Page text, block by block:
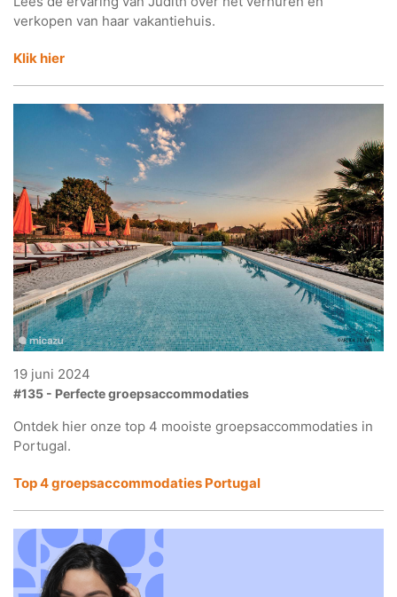
verkopen van haar vakantiehuis.
Klik hier
19 juni 2024
#135 - Perfecte groepsaccommodaties
Ontdek hier onze top 4 mooiste groepsaccommodaties in
Portugal.
Top 4 groepsaccommodaties Portugal